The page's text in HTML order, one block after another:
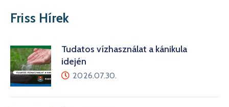
Friss Hírek
Tudatos vízhasználat a kánikula
idején
2026.07.30.